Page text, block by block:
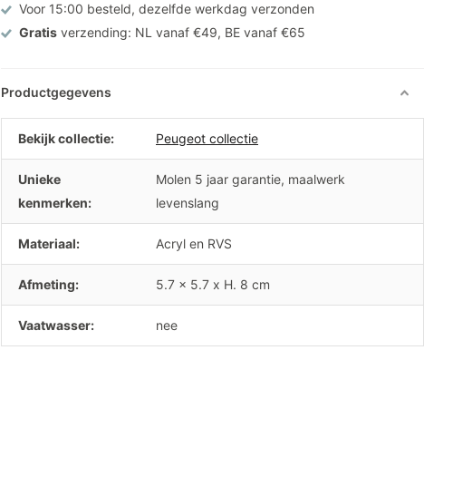
Voor 15:00 besteld, dezelfde werkdag verzonden
Gratis verzending: NL vanaf €49, BE vanaf €65
Productgegevens
Bekijk collectie: Peugeot collectie
Unieke
kenmerken:
Molen 5 jaar garantie, maalwerk
levenslang
Materiaal: Acryl en RVS
Afmeting: 5.7 x 5.7 x H. 8 cm
Vaatwasser: nee